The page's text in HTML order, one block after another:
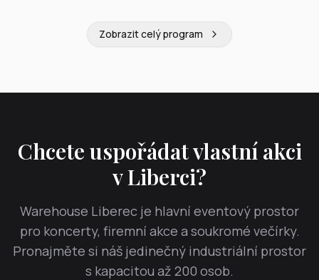
Zobrazit celý program
Chcete uspořádat vlastní akci
v Liberci?
Warehouse Liberec je hlavní eventový prostor
pro koncerty, firemní akce a soukromé večírky.
Pronajměte si náš jedinečný industriální prostor
s kapacitou až 200 osob.